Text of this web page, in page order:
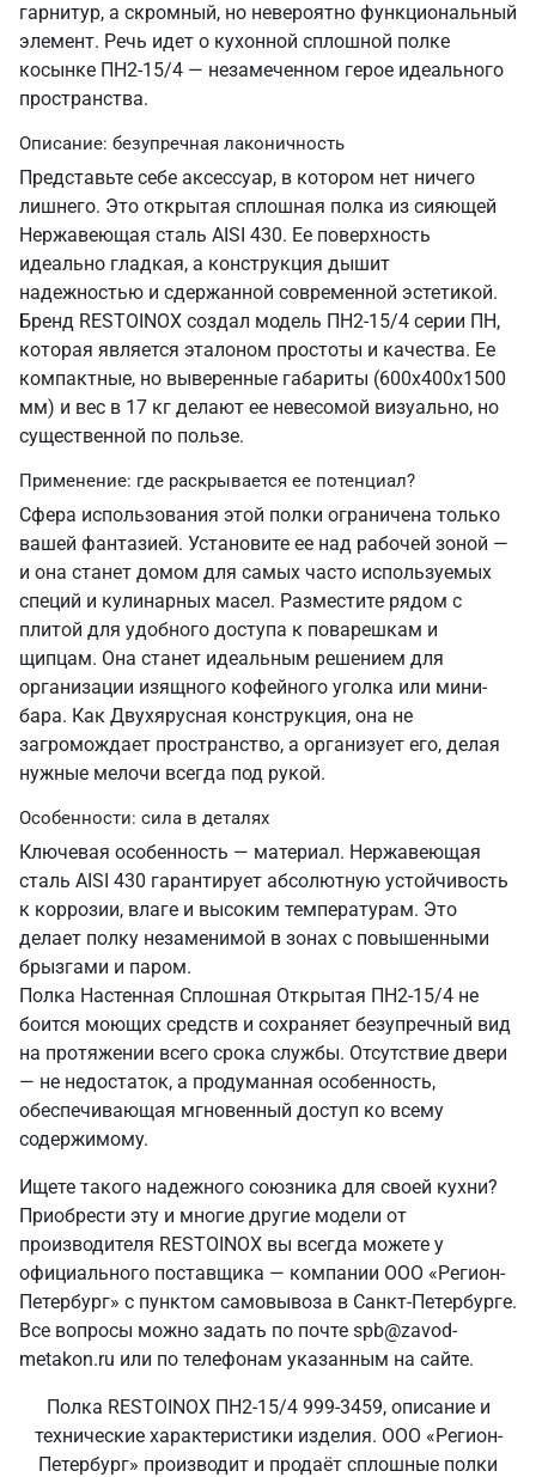
гарнитур, а скромный, но невероятно функциональный
элемент. Речь идет о кухонной сплошной полке
косынке ПН2-15/4 — незамеченном герое идеального
пространства.
Описание: безупречная лаконичность
Представьте себе аксессуар, в котором нет ничего
лишнего. Это открытая сплошная полка из сияющей
Нержавеющая сталь AISI 430. Ее поверхность
идеально гладкая, а конструкция дышит
надежностью и сдержанной современной эстетикой.
Бренд RESTOINOX создал модель ПН2-15/4 серии ПН,
которая является эталоном простоты и качества. Ее
компактные, но выверенные габариты (600х400х1500
мм) и вес в 17 кг делают ее невесомой визуально, но
существенной по пользе.
Применение: где раскрывается ее потенциал?
Сфера использования этой полки ограничена только
вашей фантазией. Установите ее над рабочей зоной —
и она станет домом для самых часто используемых
специй и кулинарных масел. Разместите рядом с
плитой для удобного доступа к поварешкам и
щипцам. Она станет идеальным решением для
организации изящного кофейного уголка или мини-
бара. Как Двухярусная конструкция, она не
загромождает пространство, а организует его, делая
нужные мелочи всегда под рукой.
Особенности: сила в деталях
Ключевая особенность — материал. Нержавеющая
сталь AISI 430 гарантирует абсолютную устойчивость
к коррозии, влаге и высоким температурам. Это
делает полку незаменимой в зонах с повышенными
брызгами и паром.
Полка Настенная Сплошная Открытая ПН2-15/4 не
боится моющих средств и сохраняет безупречный вид
на протяжении всего срока службы. Отсутствие двери
— не недостаток, а продуманная особенность,
обеспечивающая мгновенный доступ ко всему
содержимому.
Ищете такого надежного союзника для своей кухни?
Приобрести эту и многие другие модели от
производителя RESTOINOX вы всегда можете у
официального поставщика — компании ООО «Регион-
Петербург» с пунктом самовывоза в Санкт‑Петербурге.
Все вопросы можно задать по почте spb@zavod-
metakon.ru или по телефонам указанным на сайте.
Полка RESTOINOX ПН2-15/4 999-3459, описание и
технические характеристики изделия. ООО «Регион-
Петербург» производит и продаёт сплошные полки